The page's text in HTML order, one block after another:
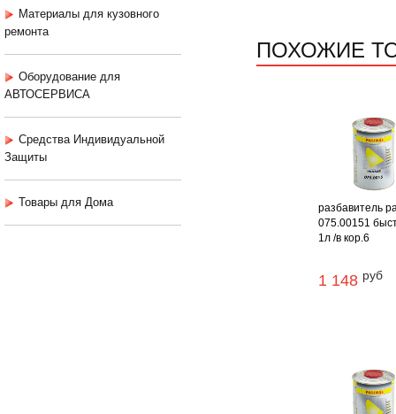
Материалы для кузовного
ремонта
Оборудование для
АВТОСЕРВИСА
Средства Индивидуальной
Защиты
Товары для Дома
ПОХОЖИЕ
разбавитель
075.00151
1л /в кор.6
1 148 руб